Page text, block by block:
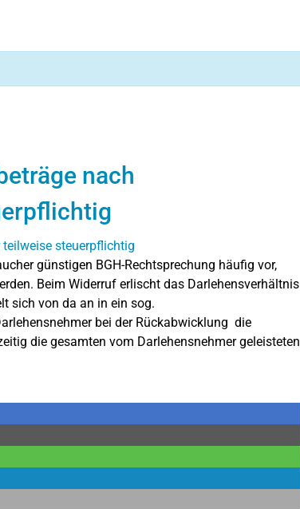
nach
günstigen BGH-Rechtsprechung häufig vor,
Beim Widerruf erlischt das Darlehensverhältnis
sich von da an in ein sog.
bei der Rückabwicklung die
die gesamten vom Darlehensnehmer geleisteten